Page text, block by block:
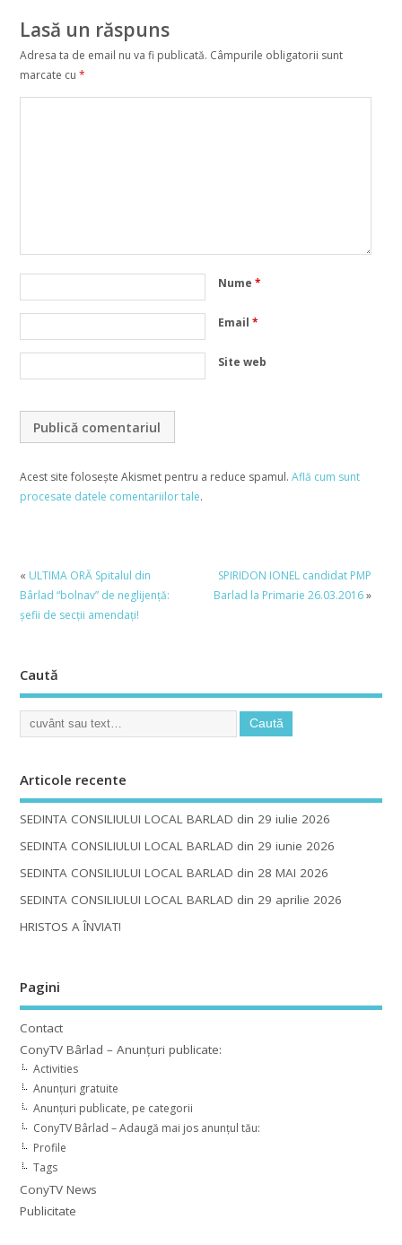
Lasă un răspuns
Adresa ta de email nu va fi publicată. Câmpurile obligatorii sunt
marcate cu *
Nume *
Email *
Site web
Acest site folosește Akismet pentru a reduce spamul. Află cum sunt
procesate datele comentariilor tale.
« ULTIMA ORĂ Spitalul din
Bârlad “bolnav” de neglijență:
șefii de secții amendați!
SPIRIDON IONEL candidat PMP
Barlad la Primarie 26.03.2016»
Caută
Articole recente
SEDINTA CONSILIULUI LOCAL BARLAD din 29 iulie 2026
SEDINTA CONSILIULUI LOCAL BARLAD din 29 iunie 2026
SEDINTA CONSILIULUI LOCAL BARLAD din 28 MAI 2026
SEDINTA CONSILIULUI LOCAL BARLAD din 29 aprilie 2026
HRISTOS A ÎNVIAT!
Pagini
Contact
ConyTV Bârlad – Anunțuri publicate:
Activities
Anunțuri gratuite
Anunțuri publicate, pe categorii
ConyTV Bârlad – Adaugă mai jos anunțul tău:
Profile
Tags
ConyTV News
Publicitate